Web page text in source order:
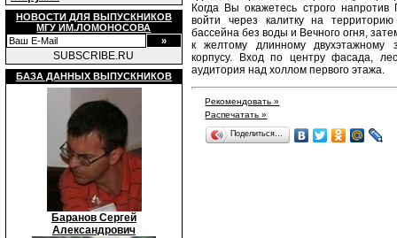
НОВОСТИ ДЛЯ ВЫПУСКНИКОВ
МГУ ИМ.ЛОМОНОСОВА
SUBSCRIBE.RU
БАЗА ДАННЫХ ВЫПУСКНИКОВ
Баранов Сергей
Александрович
Когда Вы окажетесь строго
войти через калитку на
бассейна без воды и Вечного огня,
к желтому длинному двухэтажному
корпусу. Вход по центру фасада,
аудитория над холлом первого этажа.
Рекомендовать »
Распечатать »
Поделиться…